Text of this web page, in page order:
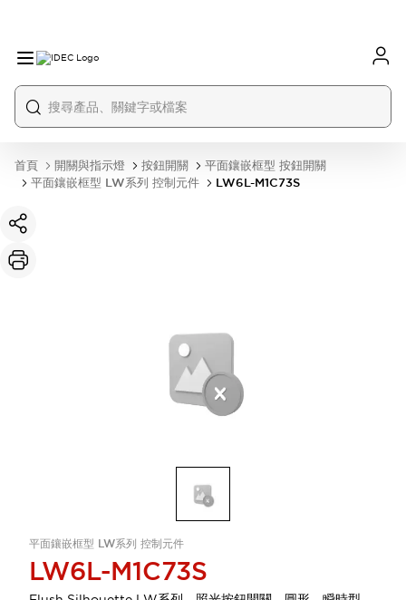
首頁 開關與指示燈 按鈕開關
平面鑲嵌框型 按鈕開關
平面鑲嵌框型 LW系列 控制元件
LW6L-M1C73S
平面鑲嵌框型 LW系列 控制元件
LW6L-M1C73S